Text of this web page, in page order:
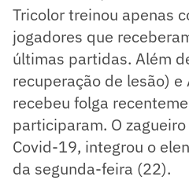
Tricolor treinou apenas
jogadores que
últimas partidas. Além
recuperação de lesão)
recebeu folga
participaram. O
Covid-19, integrou o
da segunda-feira (22).